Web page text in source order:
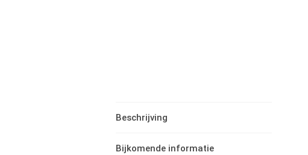
Beschrijving
Bijkomende informatie